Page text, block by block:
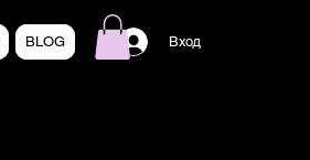
BLOG Вход